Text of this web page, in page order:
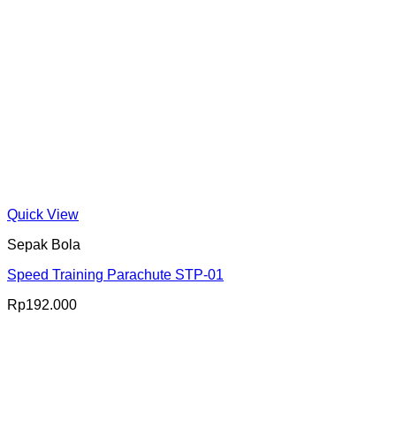
Quick View
Sepak Bola
Speed Training Parachute STP-01
Rp192.000